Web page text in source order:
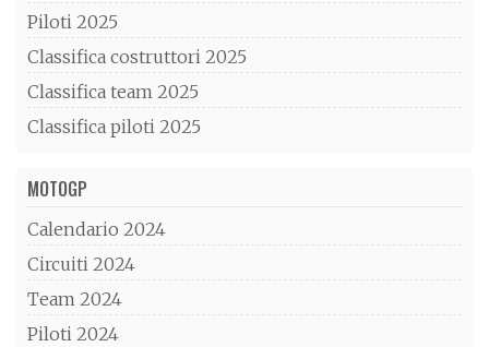
Piloti 2025
Classifica costruttori 2025
Classifica team 2025
Classifica piloti 2025
MOTOGP
Calendario 2024
Circuiti 2024
Team 2024
Piloti 2024